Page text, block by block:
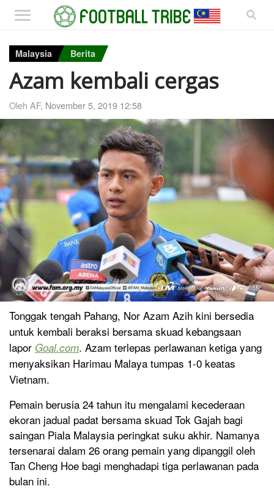
Malaysia Berita
Azam kembali cergas
Oleh AF, November 5, 2019 12:58
Tonggak tengah Pahang, Nor Azam Azih kini bersedia
untuk kembali beraksi bersama skuad kebangsaan
lapor Goal.com. Azam terlepas perlawanan ketiga yang
menyaksikan Harimau Malaya tumpas 1-0 keatas
Vietnam.
Pemain berusia 24 tahun itu mengalami kecederaan
ekoran jadual padat bersama skuad Tok Gajah bagi
saingan Piala Malaysia peringkat suku akhir. Namanya
tersenarai dalam 26 orang pemain yang dipanggil oleh
Tan Cheng Hoe bagi menghadapi tiga perlawanan pada
bulan ini.